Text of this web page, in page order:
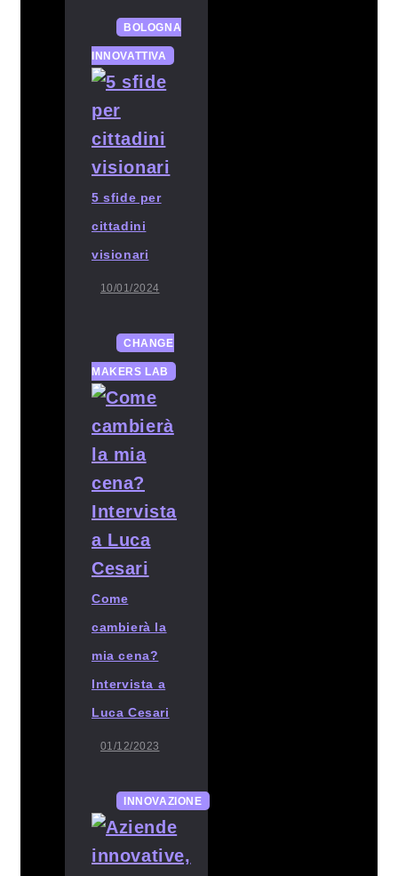
BOLOGNA
INNOVATTIVA
5 sfide per
cittadini
visionari
10/01/2024
CHANGE
MAKERS LAB
Come
cambierà la
mia cena?
Intervista a
Luca Cesari
01/12/2023
INNOVAZIONE